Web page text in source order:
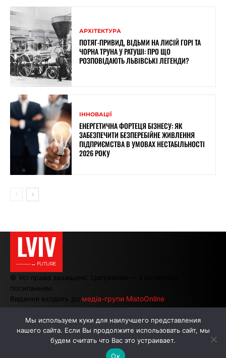
АРХІТЕКТУРА
ПОТЯГ-ПРИВИД, ВІДЬМИ НА ЛИСІЙ ГОРІ ТА
ЧОРНА ТРУНА У РАТУШІ: ПРО ЩО
РОЗПОВІДАЮТЬ ЛЬВІВСЬКІ ЛЕГЕНДИ?
ІННОВАЦІЇ
ЕНЕРГЕТИЧНА ФОРТЕЦЯ БІЗНЕСУ: ЯК
ЗАБЕЗПЕЧИТИ БЕЗПЕРЕБІЙНЕ ЖИВЛЕННЯ
ПІДПРИЄМСТВА В УМОВАХ НЕСТАБІЛЬНОСТІ
2026 РОКУ
LVIV
———→ FUTURE
© Усі права захищено. Цитування — з активним
посиланням.
Видання входить до медіа-групи MistoOnline
АВТОРИ РЕКЛАМА НА САЙТІ
Мы используем куки для наилучшего представления
нашего сайта. Если Вы продолжите использовать сайт, мы
будем считать что Вас это устраивает.
Ок